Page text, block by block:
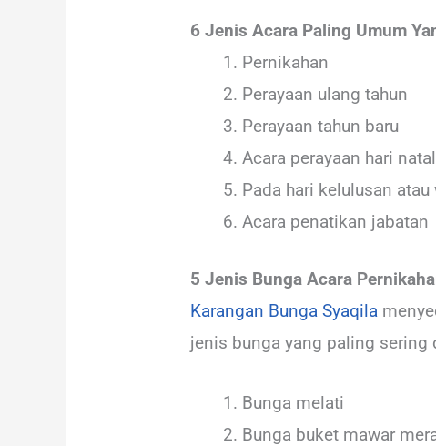
6 Jenis Acara Paling Umum
Pernikahan
Perayaan ulang tahun
Perayaan tahun baru
Acara perayaan hari natal
Pada hari kelulusan atau
Acara penatikan jabatan
5 Jenis Bunga Acara
Karangan Bunga Syaqila
jenis bunga yang paling sering
Bunga melati
Bunga buket mawar